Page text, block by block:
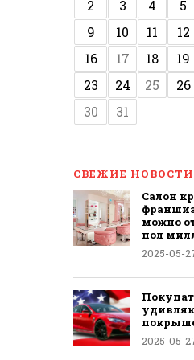
2
3 4 5
9
10 11 12
16
17 18 19
23
24 25 26
30
31
СВЕЖИЕ НОВОСТИ
Салон
можно
пол
2025-05-
2025-05-